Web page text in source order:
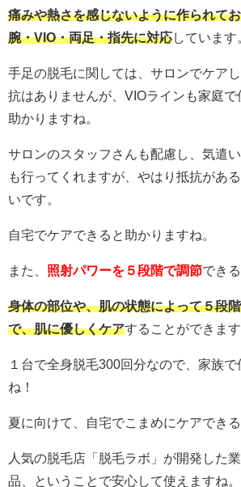
痛みや熱さを感じないように作られて
腕・VIO・両足・指先に対応しています
手足の脱毛に関しては、サロンでケア
抗はありませんが、VIOラインも家庭
助かりますね。
サロンのスタッフさんも配慮し、気遣
も行ってくれますが、やはり抵抗があ
いです。
自宅でケアできると助かりますね。
また、 照射パワーを５段階で調節でき
身体の部位や、肌の状態によって５段
で、肌に優しくケアすることができます
１台で全身脱毛300回分なので、家族
ね！
夏に向けて、自宅でこまめにケアできる
人気の脱毛店「脱毛ラボ」が開発した
品、ということで安心して使えますね。